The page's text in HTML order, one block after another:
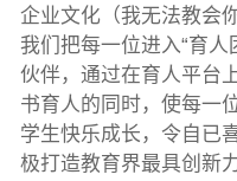
企业文化（我无法教会
我们把每一位进入“育
伙伴，通过在育人平台
书育人的同时，使每一
学生快乐成长，令自已
极打造教育界最具创新